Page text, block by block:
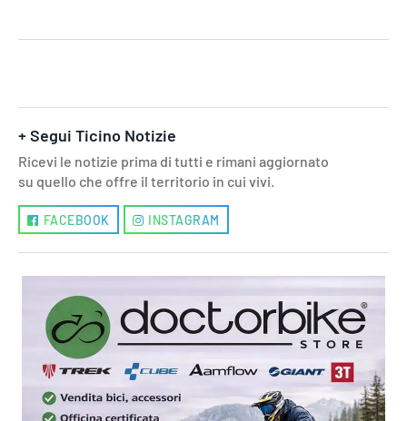
+ Segui Ticino Notizie
Ricevi le notizie prima di tutti e rimani aggiornato
su quello che offre il territorio in cui vivi.
FACEBOOK INSTAGRAM